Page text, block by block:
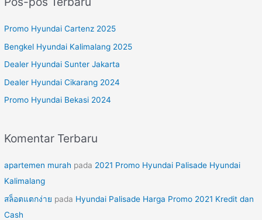
i
u
k
:
Promo Hyundai Cartenz 2025
Bengkel Hyundai Kalimalang 2025
Dealer Hyundai Sunter Jakarta
Dealer Hyundai Cikarang 2024
Promo Hyundai Bekasi 2024
Komentar Terbaru
apartemen murah pada 2021 Promo Hyundai Palisade Hyundai
Kalimalang
สล็อตแตกง่าย pada Hyundai Palisade Harga Promo 2021 Kredit dan
Cash